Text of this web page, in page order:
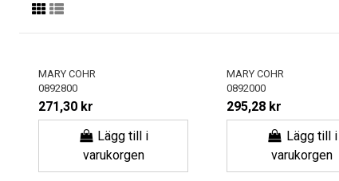
MARY COHR
0892800
271,30 kr
Lägg till i
varukorgen
MARY COHR
0892000
295,28 kr
Lägg till i
varukorgen